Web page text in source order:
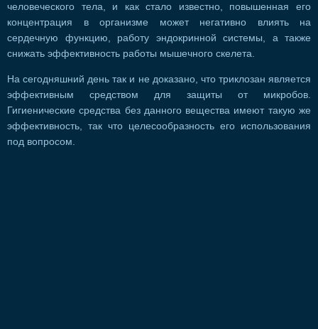
человеческого тела, и как стало известно, повышенная его
концентрация в организме может негативно влиять на
сердечную функцию, работу эндокринной системы, а также
снижать эффективность работы мышечного скелета.
На сегодняшний день так и не доказано, что триклозан является
эффективным средством для защиты от микробов.
Гигиенические средства без данного вещества имеют такую же
эффективность, так что целесообразность его использования
под вопросом.